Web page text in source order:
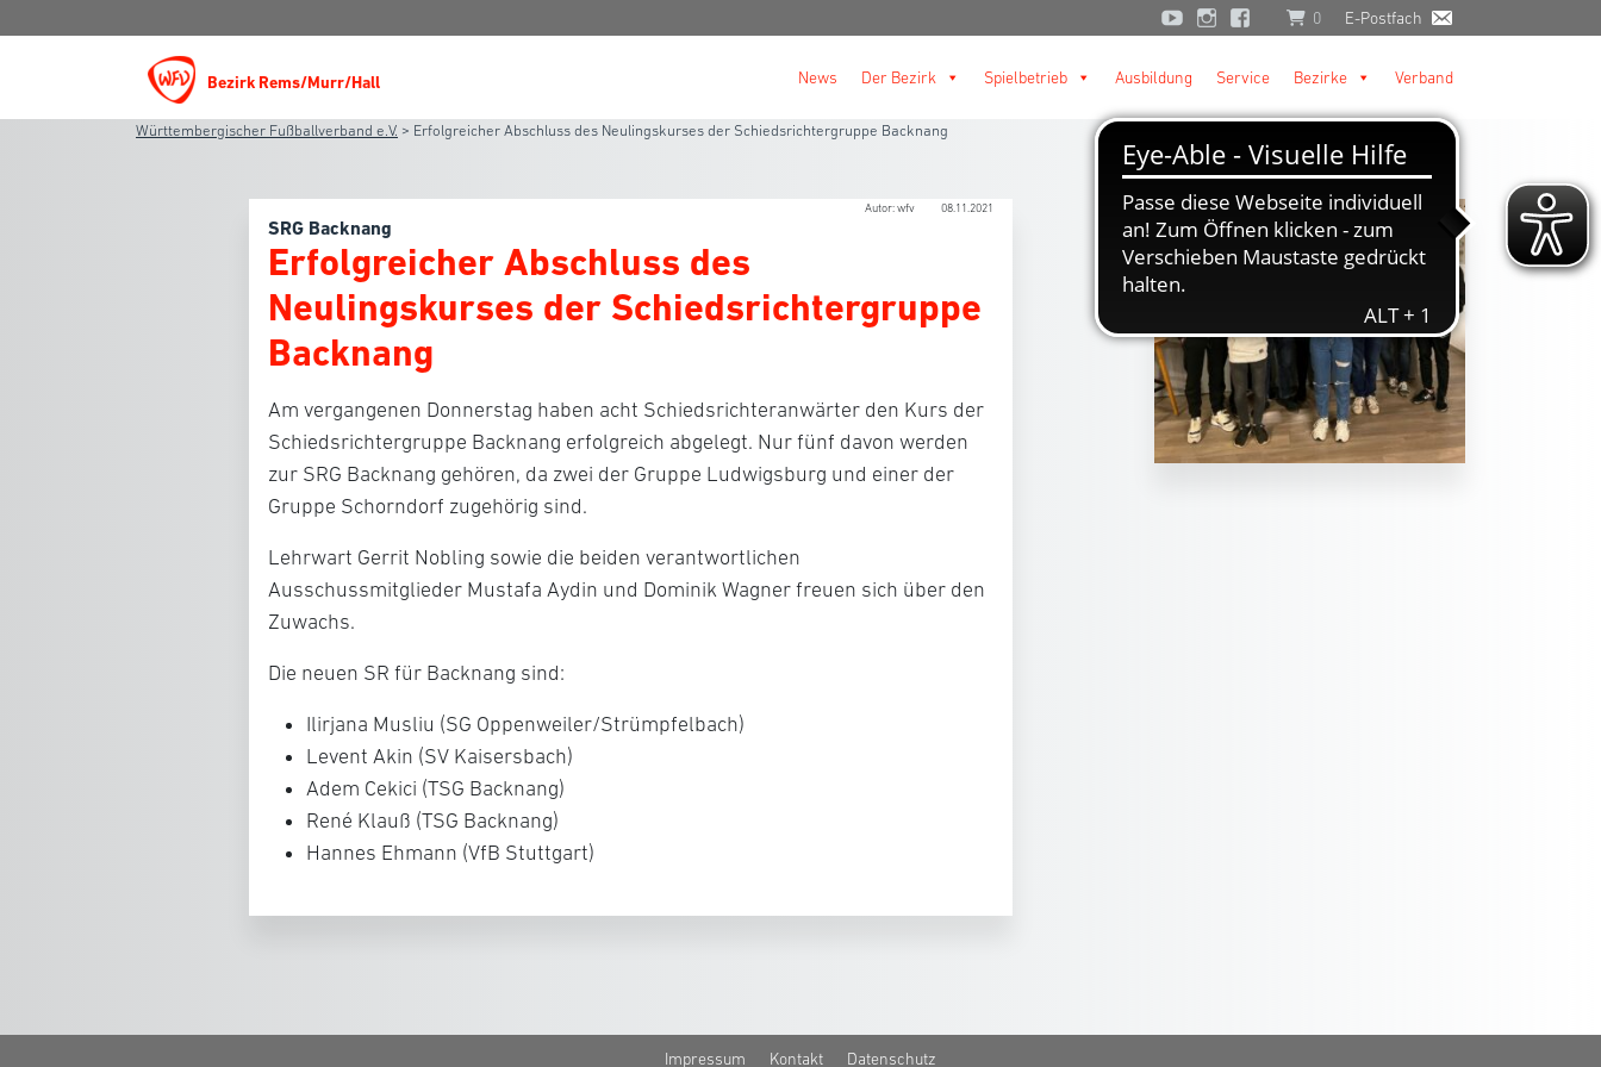
0 E-Postfach
Bezirk Rems/Murr/Hall News Der Bezirk Spielbetrieb Ausbildung Service Bezirke Verband
Württembergischer Fußballverband e.V. > Erfolgreicher Abschluss des Neulingskurses der Schiedsrichtergruppe Backnang
Autor: wfv 08.11.2021
SRG Backnang
Erfolgreicher Abschluss des
Neulingskurses der Schiedsrichtergruppe
Backnang
Am vergangenen Donnerstag haben acht Schiedsrichteranwärter den Kurs der
Schiedsrichtergruppe Backnang erfolgreich abgelegt. Nur fünf davon werden
zur SRG Backnang gehören, da zwei der Gruppe Ludwigsburg und einer der
Gruppe Schorndorf zugehörig sind.
Lehrwart Gerrit Nobling sowie die beiden verantwortlichen
Ausschussmitglieder Mustafa Aydin und Dominik Wagner freuen sich über den
Zuwachs.
Die neuen SR für Backnang sind:
Ilirjana Musliu (SG Oppenweiler/Strümpfelbach)
Levent Akin (SV Kaisersbach)
Adem Cekici (TSG Backnang)
René Klauß (TSG Backnang)
Hannes Ehmann (VfB Stuttgart)
Impressum Kontakt Datenschutz